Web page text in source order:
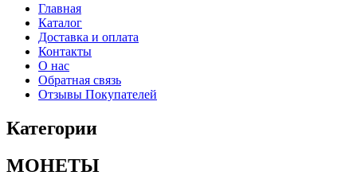
Главная
Каталог
Доставка и оплата
Контакты
О нас
Обратная связь
Отзывы Покупателей
Категории
МОНЕТЫ